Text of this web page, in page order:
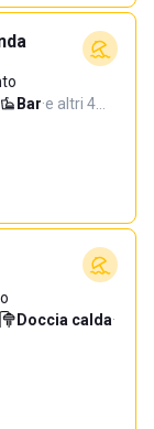
Bar·e altri 4…
Doccia calda·